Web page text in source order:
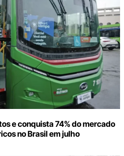
e conquista 74% do mercado
no Brasil em julho